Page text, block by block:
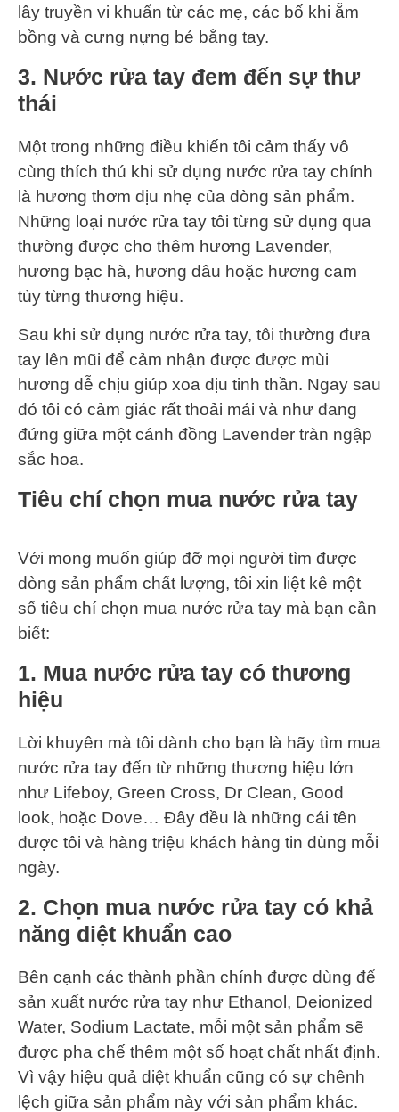
lây truyền vi khuẩn từ các mẹ, các bố khi ẵm
bồng và cưng nựng bé bằng tay.
3. Nước rửa tay đem đến sự thư
thái
Một trong những điều khiến tôi cảm thấy vô
cùng thích thú khi sử dụng nước rửa tay chính
là hương thơm dịu nhẹ của dòng sản phẩm.
Những loại nước rửa tay tôi từng sử dụng qua
thường được cho thêm hương Lavender,
hương bạc hà, hương dâu hoặc hương cam
tùy từng thương hiệu.
Sau khi sử dụng nước rửa tay, tôi thường đưa
tay lên mũi để cảm nhận được được mùi
hương dễ chịu giúp xoa dịu tinh thần. Ngay sau
đó tôi có cảm giác rất thoải mái và như đang
đứng giữa một cánh đồng Lavender tràn ngập
sắc hoa.
Tiêu chí chọn mua nước rửa tay
Với mong muốn giúp đỡ mọi người tìm được
dòng sản phẩm chất lượng, tôi xin liệt kê một
số tiêu chí chọn mua nước rửa tay mà bạn cần
biết:
1. Mua nước rửa tay có thương
hiệu
Lời khuyên mà tôi dành cho bạn là hãy tìm mua
nước rửa tay đến từ những thương hiệu lớn
như Lifeboy, Green Cross, Dr Clean, Good
look, hoặc Dove… Đây đều là những cái tên
được tôi và hàng triệu khách hàng tin dùng mỗi
ngày.
2. Chọn mua nước rửa tay có khả
năng diệt khuẩn cao
Bên cạnh các thành phần chính được dùng để
sản xuất nước rửa tay như Ethanol, Deionized
Water, Sodium Lactate, mỗi một sản phẩm sẽ
được pha chế thêm một số hoạt chất nhất định.
Vì vậy hiệu quả diệt khuẩn cũng có sự chênh
lệch giữa sản phẩm này với sản phẩm khác.